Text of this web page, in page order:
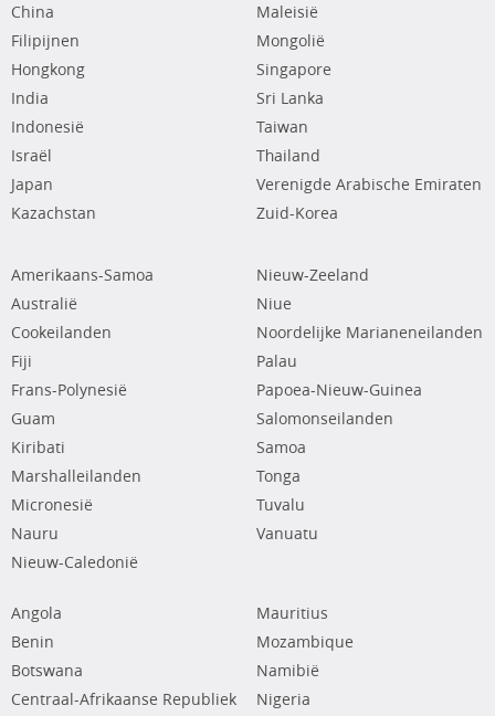
China
Filipijnen
Hongkong
India
Indonesië
Israël
Japan
Kazachstan
Maleisië
Mongolië
Singapore
Sri Lanka
Taiwan
Thailand
Verenigde Arabische Emiraten
Zuid-Korea
Amerikaans-Samoa
Australië
Cookeilanden
Fiji
Frans-Polynesië
Guam
Kiribati
Marshalleilanden
Micronesië
Nauru
Nieuw-Caledonië
Nieuw-Zeeland
Niue
Noordelijke Marianeneilanden
Palau
Papoea-Nieuw-Guinea
Salomonseilanden
Samoa
Tonga
Tuvalu
Vanuatu
Angola
Benin
Botswana
Centraal-Afrikaanse Republiek
Mauritius
Mozambique
Namibië
Nigeria